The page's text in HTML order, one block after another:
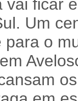
vai ficar
Um
o